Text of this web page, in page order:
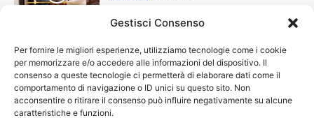
Gestisci Consenso
Per fornire le migliori esperienze, utilizziamo tecnologie come i cookie
per memorizzare e/o accedere alle informazioni del dispositivo. Il
consenso a queste tecnologie ci permetterà di elaborare dati come il
comportamento di navigazione o ID unici su questo sito. Non
acconsentire o ritirare il consenso può influire negativamente su alcune
caratteristiche e funzioni.
Cronaca
13501
Attualità
7304
top
News
4209